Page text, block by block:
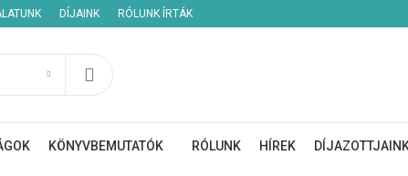
DÍJAINK RÓLUNK ÍRTÁK
KÖNYVBEMUTATÓK RÓLUNK HÍREK